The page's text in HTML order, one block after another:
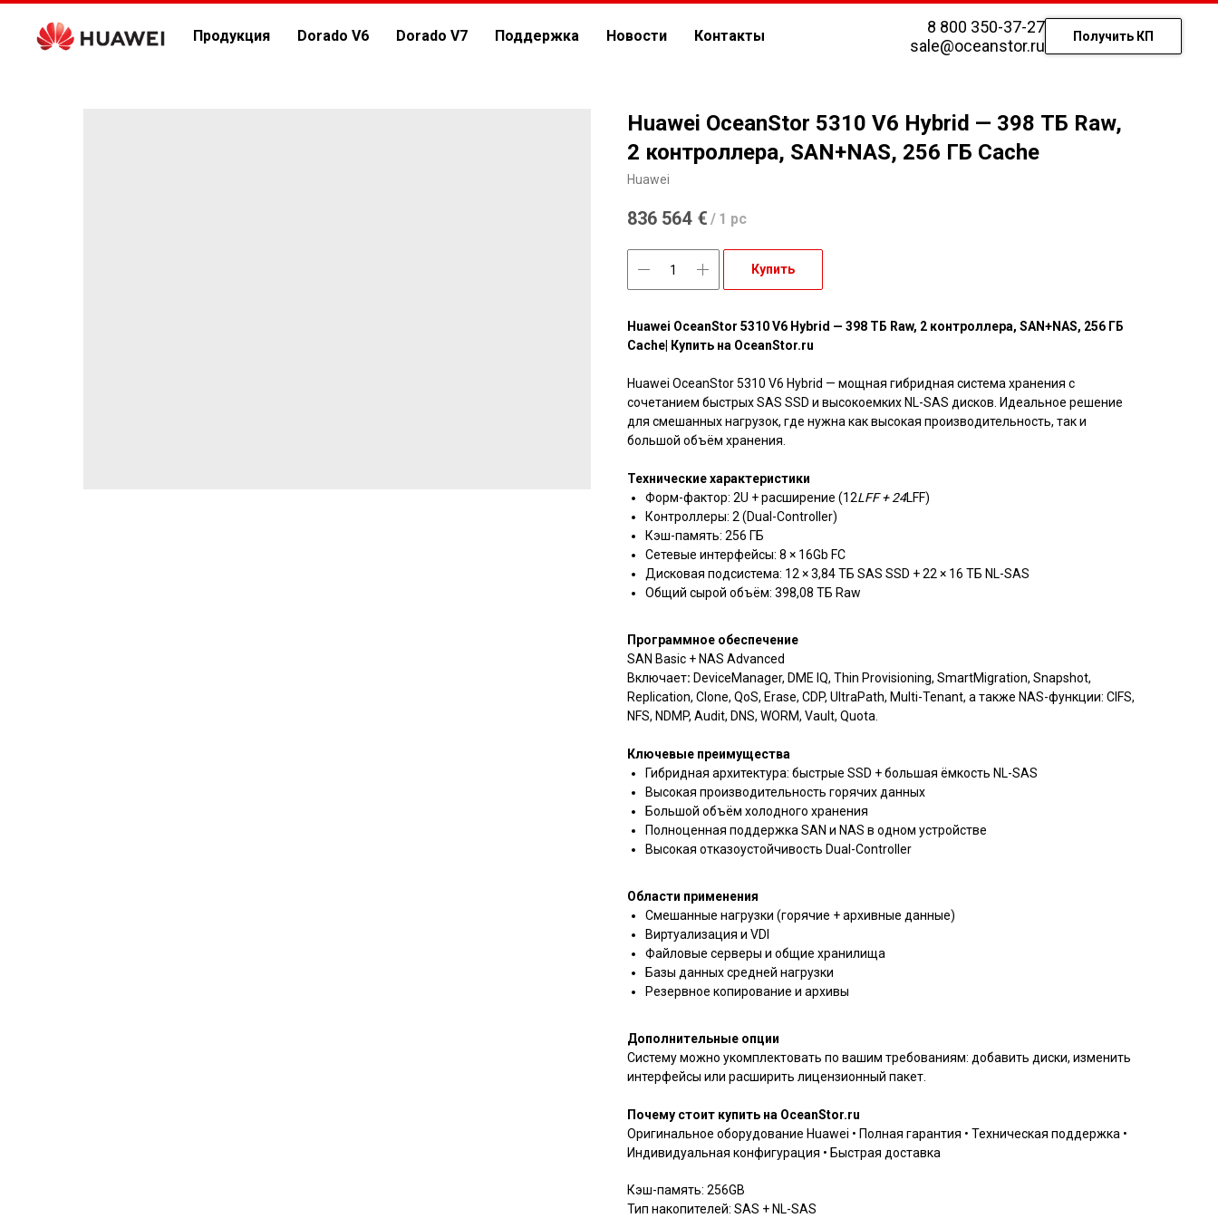
Продукция Dorado V6 Dorado V7 Поддержка Новости Контакты
8 800 350-37-27
sale@oceanstor.ru
Получить КП
Huawei OceanStor 5310 V6 Hybrid — 398 ТБ Raw,
2 контроллера, SAN+NAS, 256 ГБ Cache
Huawei
836 564 € / 1 pc
Купить
Huawei OceanStor 5310 V6 Hybrid — 398 ТБ Raw, 2 контроллера, SAN+NAS, 256 ГБ
Cache| Купить на OceanStor.ru
Huawei OceanStor 5310 V6 Hybrid — мощная гибридная система хранения с
сочетанием быстрых SAS SSD и высокоемких NL-SAS дисков. Идеальное решение
для смешанных нагрузок, где нужна как высокая производительность, так и
большой объём хранения.
Технические характеристики
Форм-фактор: 2U + расширение (12LFF + 24LFF)
Контроллеры: 2 (Dual-Controller)
Кэш-память: 256 ГБ
Сетевые интерфейсы: 8 × 16Gb FC
Дисковая подсистема: 12 × 3,84 ТБ SAS SSD + 22 × 16 ТБ NL-SAS
Общий сырой объём: 398,08 ТБ Raw
Программное обеспечение
SAN Basic + NAS Advanced
Включает: DeviceManager, DME IQ, Thin Provisioning, SmartMigration, Snapshot,
Replication, Clone, QoS, Erase, CDP, UltraPath, Multi-Tenant, а также NAS-функции: CIFS,
NFS, NDMP, Audit, DNS, WORM, Vault, Quota.
Ключевые преимущества
Гибридная архитектура: быстрые SSD + большая ёмкость NL-SAS
Высокая производительность горячих данных
Большой объём холодного хранения
Полноценная поддержка SAN и NAS в одном устройстве
Высокая отказоустойчивость Dual-Controller
Области применения
Смешанные нагрузки (горячие + архивные данные)
Виртуализация и VDI
Файловые серверы и общие хранилища
Базы данных средней нагрузки
Резервное копирование и архивы
Дополнительные опции
Систему можно укомплектовать по вашим требованиям: добавить диски, изменить
интерфейсы или расширить лицензионный пакет.
Почему стоит купить на OceanStor.ru
Оригинальное оборудование Huawei • Полная гарантия • Техническая поддержка •
Индивидуальная конфигурация • Быстрая доставка
Кэш-память: 256GB
Тип накопителей: SAS + NL-SAS